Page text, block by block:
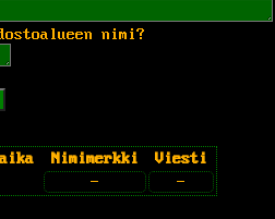
nimi?
Nimimerkki
Viesti
- -